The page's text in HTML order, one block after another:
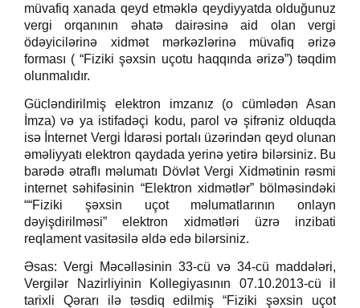
müvafiq xanada qeyd etməklə qeydiyyatda olduğunuz
vergi orqanının əhatə dairəsinə aid olan vergi
ödəyicilərinə xidmət mərkəzlərinə müvafiq ərizə
forması ( “Fiziki şəxsin uçotu haqqında ərizə”) təqdim
olunmalıdır.
Gücləndirilmiş elektron imzanız (o cümlədən Asan
İmza) və ya istifadəçi kodu, parol və şifrəniz olduqda
isə İnternet Vergi İdarəsi portalı üzərindən qeyd olunan
əməliyyatı elektron qaydada yerinə yetirə bilərsiniz. Bu
barədə ətraflı məlumatı Dövlət Vergi Xidmətinin rəsmi
internet səhifəsinin “Elektron xidmətlər” bölməsindəki
““Fiziki şəxsin uçot məlumatlarının onlayn
dəyişdirilməsi” elektron xidmətləri üzrə inzibati
reqlament vasitəsilə əldə edə bilərsiniz.
Əsas: Vergi Məcəlləsinin 33-cü və 34-cü maddələri,
Vergilər Nazirliyinin Kollegiyasının 07.10.2013-cü il
tarixli Qərarı ilə təsdiq edilmiş “Fiziki şəxsin uçot